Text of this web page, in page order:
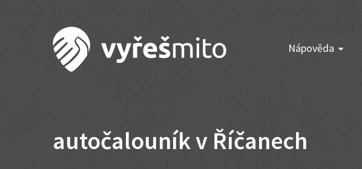
Nápověda
autočalouník v Říčanech